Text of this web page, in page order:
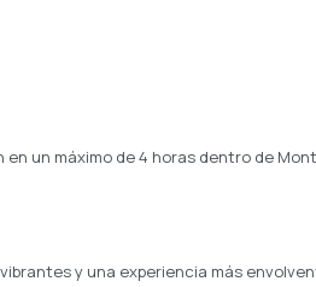
un máximo de 4 horas dentro de
y una experiencia más